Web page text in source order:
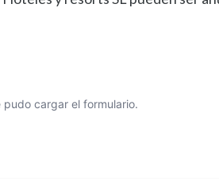
pudo cargar el formulario.